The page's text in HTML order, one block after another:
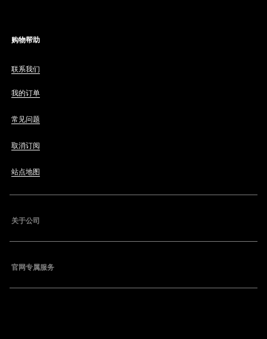
购物帮助
联系我们
我的订单
常见问题
取消订阅
站点地图
关于公司
官网专属服务